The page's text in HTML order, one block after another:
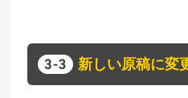
新しい原稿に変